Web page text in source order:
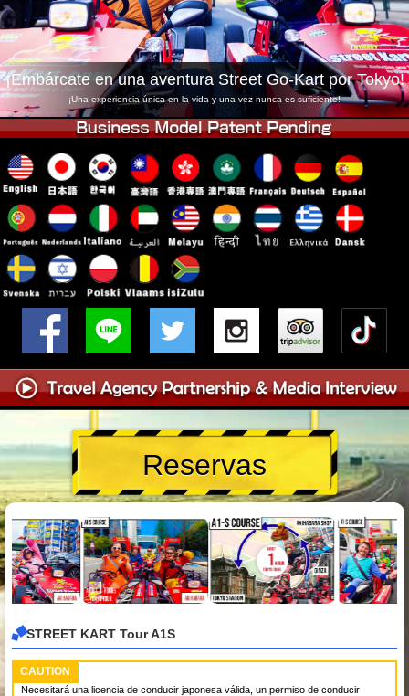
Tokyo Akihabara#2 Tokyo Shibuya
Tokyo Shibuya Annex Tokyo Bay
Tokyo Asakusa Osaka
Okinawa
¡Embárcate en una aventura Street Go-Kart por Tokyo!
¡Una experiencia única en la vida y una vez nunca es suficiente!
Reservas
STREET KART Tour A1S
CAUTION
Necesitará una licencia de conducir japonesa válida, un permiso de conducir